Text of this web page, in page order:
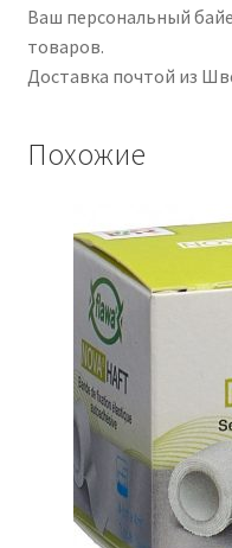
Ваш персональный
товаров.
Доставка почтой из
Похожие